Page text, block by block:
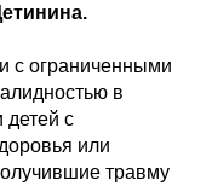
с ограниченными
в
детей с
или
травму